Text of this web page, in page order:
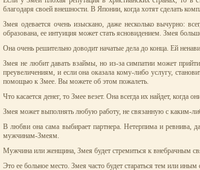
благодаря своей внешности. В Японии, когда хотят сделать
Змея одевается очень изыскано, даже несколько вычурно:
образована, ее интуиция может стать ясновидением. Змея
Она очень решительно доводит начатые дела до конца. Ей
Змея не любит давать взаймы, но из-за симпатии может
преувеличениям, и если она оказала кому-либо услугу,
помощью к Змее. Вы можете об этом пожалеть.
Что касается денег, то Змее везет. Она всегда их найдет, когда
Змея может выполнять любую работу, не связанную с каким-
В любви она сама выбирает партнера. Нетерпима и ревнива,
мужчинам-Змеям.
Мужчина или женщина, Змея будет стремиться к внебрачным
Это ее больное место. Змея часто будет стараться тем или